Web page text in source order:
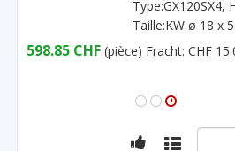
Type:GX120SX4,
Taille:KW ø 18 x
598.85 CHF (pièce) Fracht: CHF